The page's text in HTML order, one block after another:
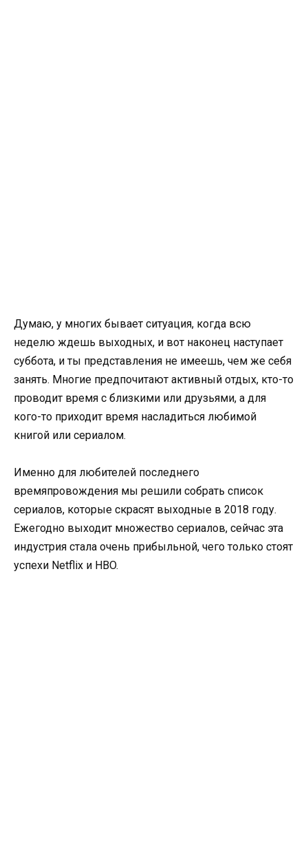
Думаю, у многих бывает ситуация, когда всю
неделю ждешь выходных, и вот наконец наступает
суббота, и ты представления не имеешь, чем же себя
занять. Многие предпочитают активный отдых, кто-то
проводит время с близкими или друзьями, а для
кого-то приходит время насладиться любимой
книгой или сериалом.
Именно для любителей последнего
времяпровождения мы решили собрать список
сериалов, которые скрасят выходные в 2018 году.
Ежегодно выходит множество сериалов, сейчас эта
индустрия стала очень прибыльной, чего только стоят
успехи Netflix и HBO.